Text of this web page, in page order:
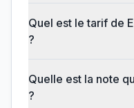
Quel est le tarif de
?
Quelle est la note
?